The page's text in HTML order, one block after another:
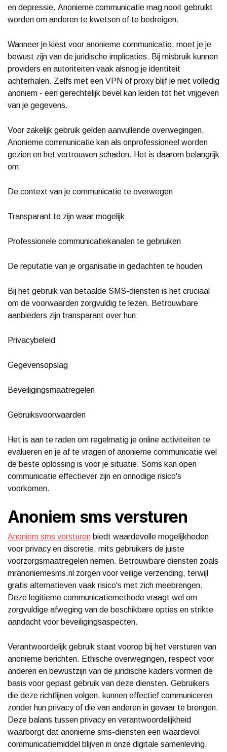
en depressie. Anonieme communicatie mag nooit gebruikt
worden om anderen te kwetsen of te bedreigen.
Wanneer je kiest voor anonieme communicatie, moet je je
bewust zijn van de juridische implicaties. Bij misbruik kunnen
providers en autoriteiten vaak alsnog je identiteit
achterhalen. Zelfs met een VPN of proxy blijf je niet volledig
anoniem - een gerechtelijk bevel kan leiden tot het vrijgeven
van je gegevens.
Voor zakelijk gebruik gelden aanvullende overwegingen.
Anonieme communicatie kan als onprofessioneel worden
gezien en het vertrouwen schaden. Het is daarom belangrijk
om:
De context van je communicatie te overwegen
Transparant te zijn waar mogelijk
Professionele communicatiekanalen te gebruiken
De reputatie van je organisatie in gedachten te houden
Bij het gebruik van betaalde SMS-diensten is het cruciaal
om de voorwaarden zorgvuldig te lezen. Betrouwbare
aanbieders zijn transparant over hun:
Privacybeleid
Gegevensopslag
Beveiligingsmaatregelen
Gebruiksvoorwaarden
Het is aan te raden om regelmatig je online activiteiten te
evalueren en je af te vragen of anonieme communicatie wel
de beste oplossing is voor je situatie. Soms kan open
communicatie effectiever zijn en onnodige risico's
voorkomen.
Anoniem sms versturen
Anoniem sms versturen biedt waardevolle mogelijkheden
voor privacy en discretie, mits gebruikers de juiste
voorzorgsmaatregelen nemen. Betrouwbare diensten zoals
mranoniemesms.nl zorgen voor veilige verzending, terwijl
gratis alternatieven vaak risico's met zich meebrengen.
Deze legitieme communicatiemethode vraagt wel om
zorgvuldige afweging van de beschikbare opties en strikte
aandacht voor beveiligingsaspecten.
Verantwoordelijk gebruik staat voorop bij het versturen van
anonieme berichten. Ethische overwegingen, respect voor
anderen en bewustzijn van de juridische kaders vormen de
basis voor gepast gebruik van deze diensten. Gebruikers
die deze richtlijnen volgen, kunnen effectief communiceren
zonder hun privacy of die van anderen in gevaar te brengen.
Deze balans tussen privacy en verantwoordelijkheid
waarborgt dat anonieme sms-diensten een waardevol
communicatiemiddel blijven in onze digitale samenleving.